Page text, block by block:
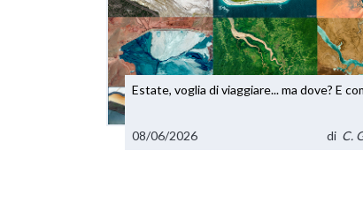
Estate, voglia di viaggiare... ma dove? E
08/06/2026 di C.